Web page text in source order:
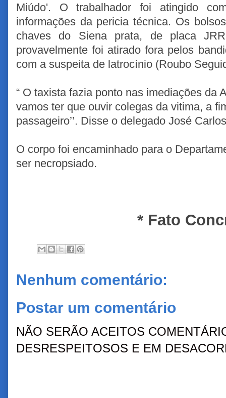
Miúdo'. O trabalhador foi atingido
informações da pericia técnica. Os
chaves do Siena prata, de placa
provavelmente foi atirado fora pelos
com a suspeita de latrocínio (Roubo
“ O taxista fazia ponto nas imediações da
vamos ter que ouvir colegas da vitima, a
passageiro’’. Disse o delegado José
O corpo foi encaminhado para o
ser necropsiado.
* Fato
Nenhum comentário:
Postar um comentário
NÃO SERÃO ACEITOS
DESRESPEITOSOS E EM